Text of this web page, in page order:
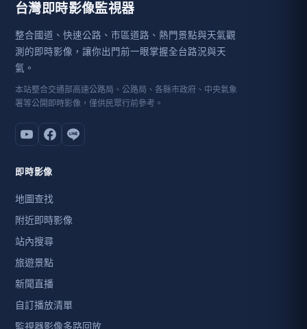
台灣即時影像監視器
整合國道、快速公路、市區道路、熱門景點與天氣觀
測的即時影像，讓你出門前一眼掌握全台路況與天
氣。
本站整合交通部高速公路局、公路局、各縣市政府、中央氣象
署等公開即時影像，僅供民眾行前參考。
即時影像
地圖查找
附近即時影像
站內搜尋
旅遊景點
新聞直播
自訂播放清單
監視器影像多路回放